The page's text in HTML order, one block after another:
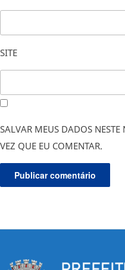
SITE
SALVAR MEUS DADOS
VEZ QUE EU COMENTAR.